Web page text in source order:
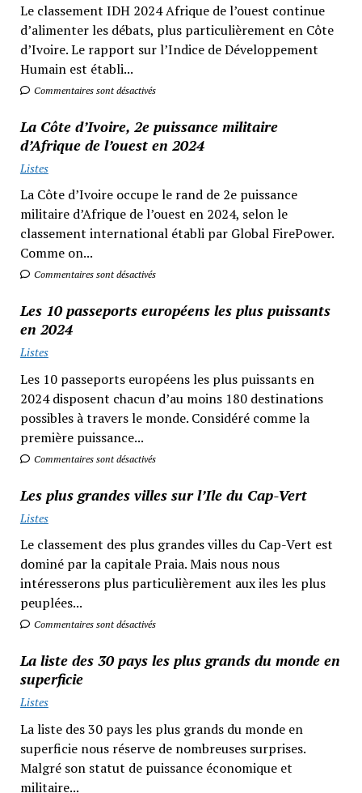
Le classement IDH 2024 Afrique de l’ouest continue
d’alimenter les débats, plus particulièrement en Côte
d’Ivoire. Le rapport sur l’Indice de Développement
Humain est établi...
Commentaires sont désactivés
La Côte d’Ivoire, 2e puissance militaire
d’Afrique de l’ouest en 2024
Listes
La Côte d’Ivoire occupe le rand de 2e puissance
militaire d’Afrique de l’ouest en 2024, selon le
classement international établi par Global FirePower.
Comme on...
Commentaires sont désactivés
Les 10 passeports européens les plus puissants
en 2024
Listes
Les 10 passeports européens les plus puissants en
2024 disposent chacun d’au moins 180 destinations
possibles à travers le monde. Considéré comme la
première puissance...
Commentaires sont désactivés
Les plus grandes villes sur l’Ile du Cap-Vert
Listes
Le classement des plus grandes villes du Cap-Vert est
dominé par la capitale Praia. Mais nous nous
intéresserons plus particulièrement aux iles les plus
peuplées...
Commentaires sont désactivés
La liste des 30 pays les plus grands du monde en
superficie
Listes
La liste des 30 pays les plus grands du monde en
superficie nous réserve de nombreuses surprises.
Malgré son statut de puissance économique et
militaire...